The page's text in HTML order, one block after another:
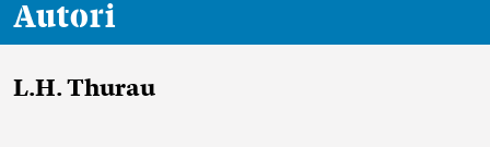
Autori
L.H. Thurau